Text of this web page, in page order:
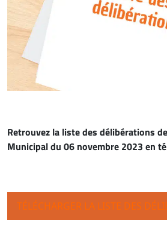
Retrouvez la liste des délibérations
Municipal du 06 novembre 2023 en
TÉLÉCHARGER LA LISTE DES